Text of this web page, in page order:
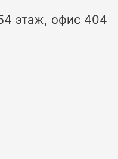
этаж, офис 404